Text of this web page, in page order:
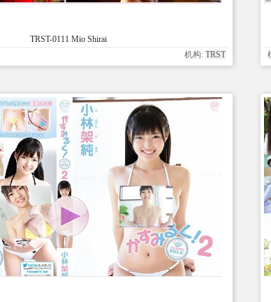
TRST-0111 Mio Shirai
机构: TRST